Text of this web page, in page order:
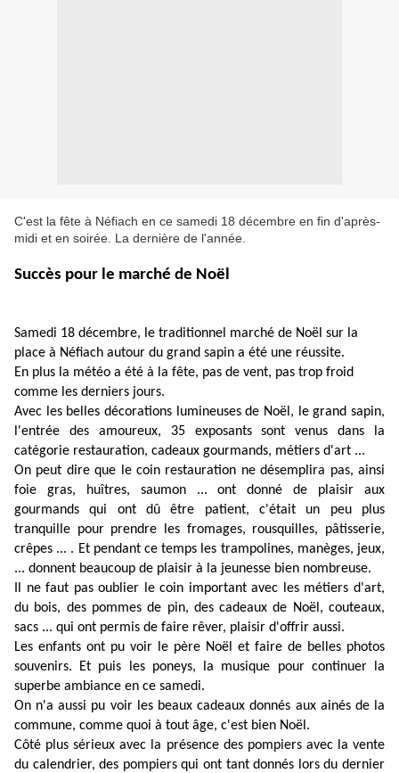
C'est la fête à Néfiach en ce samedi 18 décembre en fin d'après-
midi et en soirée. La dernière de l'année.
Succès pour le marché de Noël
Samedi 18 décembre, le traditionnel marché de Noël sur la
place à Néfiach autour du grand sapin a été une réussite.
En plus la météo a été à la fête, pas de vent, pas trop froid
comme les derniers jours.
Avec les belles décorations lumineuses de Noël, le grand sapin,
l'entrée des amoureux, 35 exposants sont venus dans la
catégorie restauration, cadeaux gourmands, métiers d'art ...
On peut dire que le coin restauration ne désemplira pas, ainsi
foie gras, huîtres, saumon ... ont donné de plaisir aux
gourmands qui ont dû être patient, c'était un peu plus
tranquille pour prendre les fromages, rousquilles, pâtisserie,
crêpes ... . Et pendant ce temps les trampolines, manèges, jeux,
... donnent beaucoup de plaisir à la jeunesse bien nombreuse.
Il ne faut pas oublier le coin important avec les métiers d'art,
du bois, des pommes de pin, des cadeaux de Noël, couteaux,
sacs ... qui ont permis de faire rêver, plaisir d'offrir aussi.
Les enfants ont pu voir le père Noël et faire de belles photos
souvenirs. Et puis les poneys, la musique pour continuer la
superbe ambiance en ce samedi.
On n'a aussi pu voir les beaux cadeaux donnés aux ainés de la
commune, comme quoi à tout âge, c'est bien Noël.
Côté plus sérieux avec la présence des pompiers avec la vente
du calendrier, des pompiers qui ont tant donnés lors du dernier